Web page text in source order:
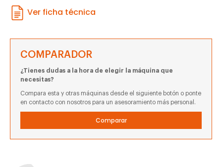
Ver ficha técnica
COMPARADOR
¿Tienes dudas a la hora de elegir la máquina que
necesitas?
Compara esta y otras máquinas desde el siguiente botón o ponte
en contacto con nosotros para un asesoramiento más personal.
Comparar